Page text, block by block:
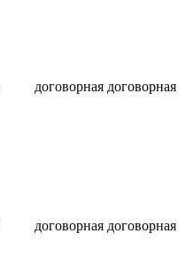
договорная договорная
договорная договорная